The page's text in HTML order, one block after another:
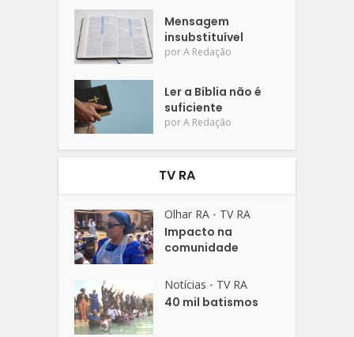
Mensagem
insubstituível
porA Redação
Ler a Bíblia não é
suficiente
porA Redação
TV RA
Olhar RA • TV RA
Impacto na
comunidade
Notícias • TV RA
40 mil batismos